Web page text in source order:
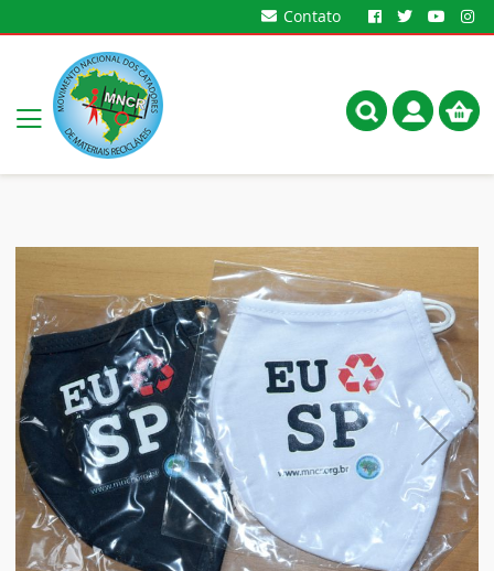
Contato
Alternar
Nav
Meu